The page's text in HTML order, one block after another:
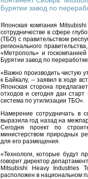
Бурятии завод по
Японская компания
сотрудничестве в сфере
(ТБО) с правительством
регионального
«Метрополь» и
Бурятии завод по
«Важно производить чистую
к Байкалу, – заявил в ходе
Японская сторона
отходов и сегодня дан
система по утилизации ТБО».
Намерение сотрудничать в
выразила год назад на
Сегодня проект по
министерством природных
для его размещения.
«Технологи, которые будут
говорит директор
Mitsubishi Heavy Industries
расположен в национальном